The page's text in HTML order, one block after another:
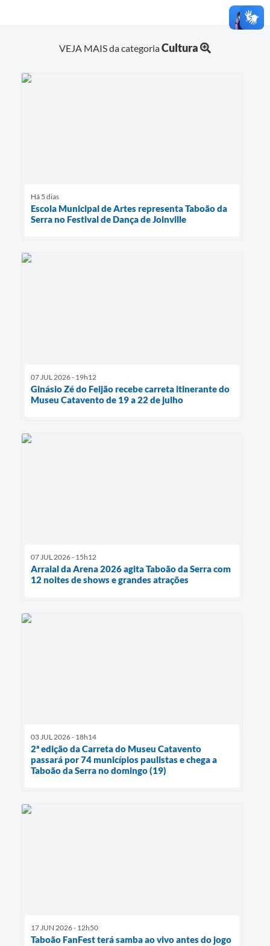
VEJA MAIS da categoriaCultura
Há 5 dias
Escola Municipal de Artes representa Taboão da
Serra no Festival de Dança de Joinville
07 JUL 2026 - 19h12
Ginásio Zé do Feijão recebe carreta itinerante do
Museu Catavento de 19 a 22 de julho
07 JUL 2026 - 15h12
Arraial da Arena 2026 agita Taboão da Serra com
12 noites de shows e grandes atrações
03 JUL 2026 - 18h14
2ª edição da Carreta do Museu Catavento
passará por 74 municípios paulistas e chega a
Taboão da Serra no domingo (19)
17 JUN 2026 - 12h50
Taboão FanFest terá samba ao vivo antes do jogo